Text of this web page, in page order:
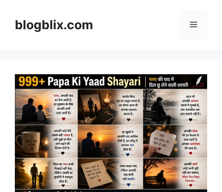
contentblogblix.com Menu